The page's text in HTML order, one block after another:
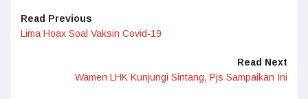
Read Previous
Lima Hoax Soal Vaksin Covid-19
Read Next
Wamen LHK Kunjungi Sintang, Pjs Sampaikan Ini